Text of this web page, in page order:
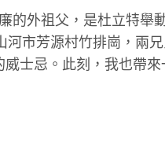
外祖父，是杜立特舉
市芳源村竹排崗，兩
士忌。此刻，我也帶